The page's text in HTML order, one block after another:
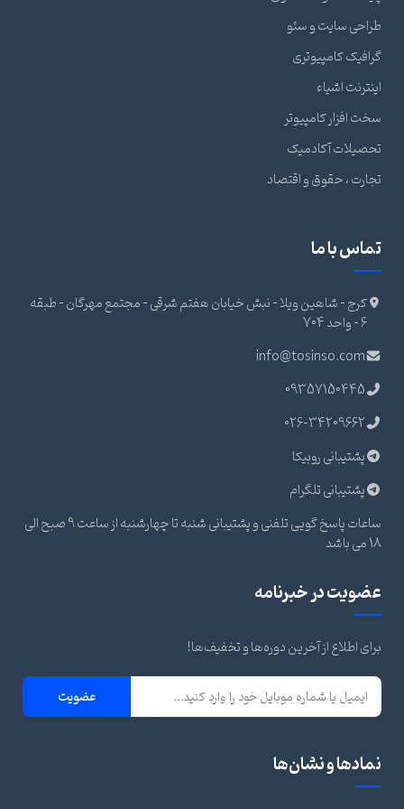
طراحی سایت و سئو
گرافیک کامپیوتری
اینترنت اشیاء
سخت افزار کامپیوتر
تحصیلات آکادمیک
تجارت ، حقوق و اقتصاد
تماس با ما
کرج - شاهین ویلا - نبش خیابان هفتم شرقی - مجتمع مهرگان - طبقه
6 - واحد 704
info@tosinso.com
09357150445
026-34209662
پشتیبانی روبیکا
پشتیبانی تلگرام
ساعات پاسخ گویی تلفنی و پشتیبانی شنبه تا چهارشنبه از ساعت 9 صبح الی
18 می باشد
عضویت در خبرنامه
برای اطلاع از آخرین دوره‌ها و تخفیف‌ها!
عضویت
نمادها و نشان‌ها